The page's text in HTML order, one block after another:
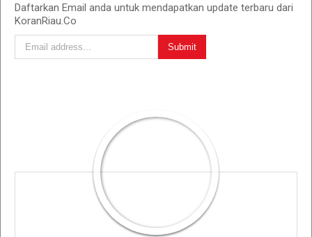
Daftarkan Email anda untuk mendapatkan update terbaru dari
KoranRiau.Co